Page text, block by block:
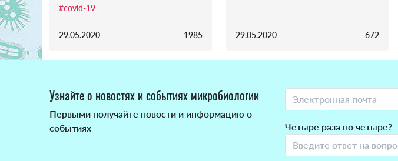
#covid-19
29.05.2020 1985 29.05.2020 672
Узнайте о новостях и событиях микробиологии
Первыми получайте новости и информацию о
событиях
Четыре раза по четыре?